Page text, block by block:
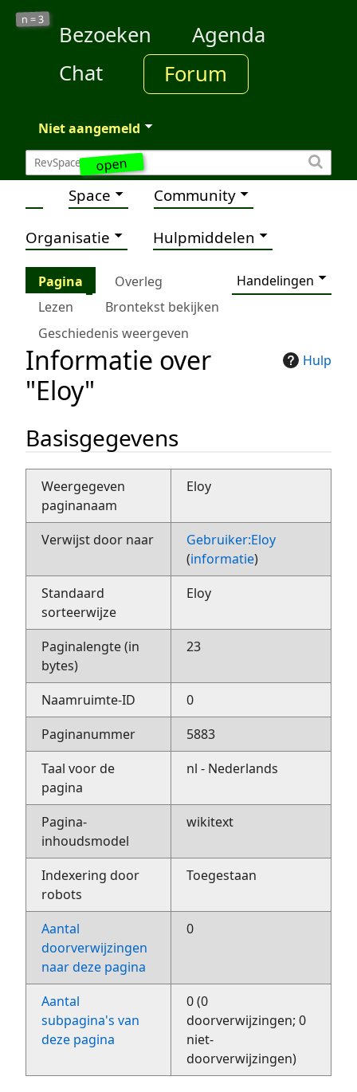
open
n =3
Bezoeken
Agenda
Chat
Forum
Niet aangemeld
Space Community
Organisatie Hulpmiddelen
Pagina Overleg
Handelingen
Lezen
Brontekst bekijken
Geschiedenis weergeven
Hulp
Informatie over
"Eloy"
Basisgegevens
Weergegeven
paginanaam
Eloy
Verwijst door naar
Gebruiker:Eloy
(informatie)
Standaard
sorteerwijze
Eloy
Paginalengte (in
bytes)
23
Naamruimte-ID
0
Paginanummer
5883
Taal voor de
pagina
nl - Nederlands
Pagina-
inhoudsmodel
wikitext
Indexering door
robots
Toegestaan
Aantal
doorverwijzingen
naar deze pagina
0
Aantal
subpagina's van
deze pagina
0 (0
doorverwijzingen; 0
niet-
doorverwijzingen)